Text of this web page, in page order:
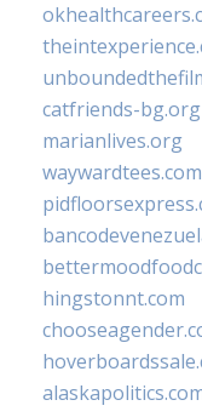
catfriends-bg.org
marianlives.org
waywardtees.com
hingstonnt.com